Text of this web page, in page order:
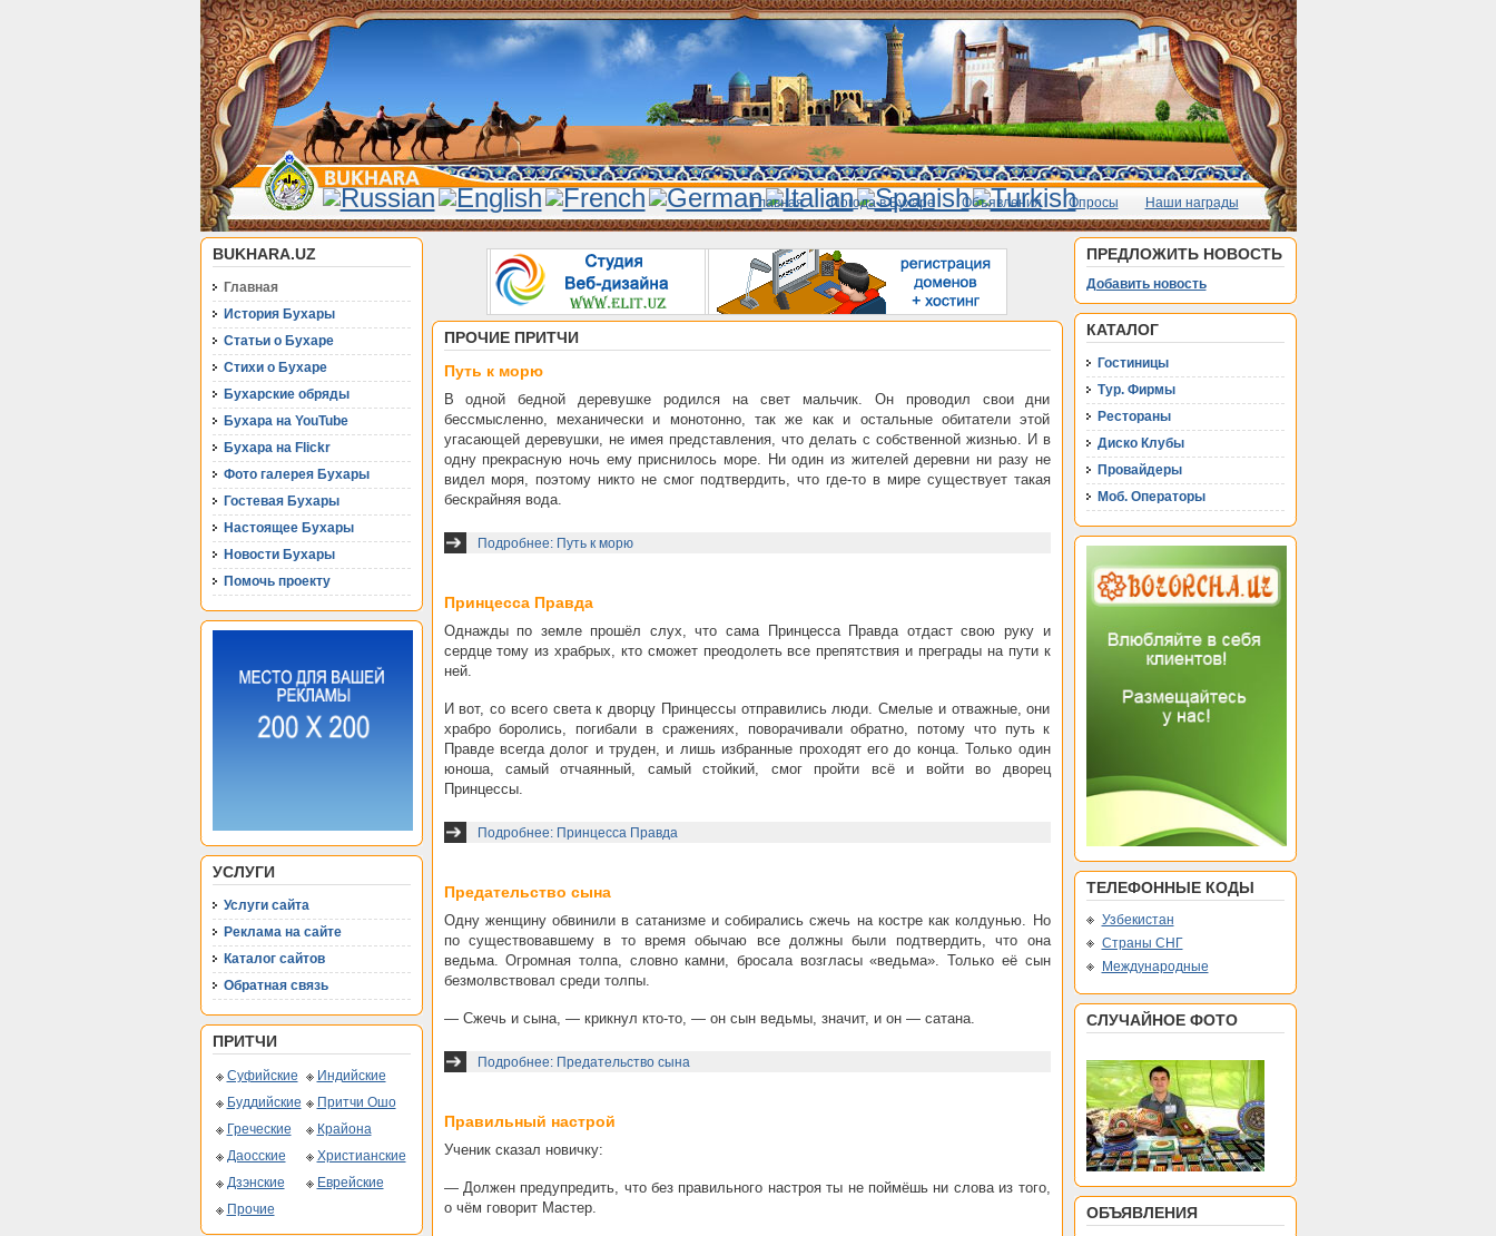
Главная Погода в Бухаре Объявления Опросы Наши награды
BUKHARA.UZ
Главная
История Бухары
Статьи о Бухаре
Стихи о Бухаре
Бухарские обряды
Бухара на YouTube
Бухара на Flickr
Фото галерея Бухары
Гостевая Бухары
Настоящее Бухары
Новости Бухары
Помочь проекту
УСЛУГИ
Услуги сайта
Реклама на сайте
Каталог сайтов
Обратная связь
ПРИТЧИ
Суфийские
Индийские
Буддийские
Притчи Ошо
Греческие
Крайона
Даосские
Христианские
Дзэнские
Еврейские
Прочие
ПРОЧИЕ ПРИТЧИ
Путь к морю
В одной бедной деревушке родился на свет мальчик. Он проводил свои дни
бессмысленно, механически и монотонно, так же как и остальные обитатели этой
угасающей деревушки, не имея представления, что делать с собственной жизнью. И в
одну прекрасную ночь ему приснилось море. Ни один из жителей деревни ни разу не
видел моря, поэтому никто не смог подтвердить, что где-то в мире существует такая
бескрайняя вода.
Подробнее: Путь к морю
Принцесса Правда
Однажды по земле прошёл слух, что сама Принцесса Правда отдаст свою руку и
сердце тому из храбрых, кто сможет преодолеть все препятствия и преграды на пути к
ней.
И вот, со всего света к дворцу Принцессы отправились люди. Смелые и отважные, они
храбро боролись, погибали в сражениях, поворачивали обратно, потому что путь к
Правде всегда долог и труден, и лишь избранные проходят его до конца. Только один
юноша, самый отчаянный, самый стойкий, смог пройти всё и войти во дворец
Принцессы.
Подробнее: Принцесса Правда
Предательство сына
Одну женщину обвинили в сатанизме и собирались сжечь на костре как колдунью. Но
по существовавшему в то время обычаю все должны были подтвердить, что она
ведьма. Огромная толпа, словно камни, бросала возгласы «ведьма». Только её сын
безмолвствовал среди толпы.
— Сжечь и сына, — крикнул кто-то, — он сын ведьмы, значит, и он — сатана.
Подробнее: Предательство сына
Правильный настрой
Ученик сказал новичку:
— Должен предупредить, что без правильного настроя ты не поймёшь ни слова из того,
о чём говорит Мастер.
ПРЕДЛОЖИТЬ НОВОСТЬ
Добавить новость
КАТАЛОГ
Гостиницы
Тур. Фирмы
Рестораны
Диско Клубы
Провайдеры
Моб. Операторы
ТЕЛЕФОННЫЕ КОДЫ
Узбекистан
Страны СНГ
Международные
СЛУЧАЙНОЕ ФОТО
ОБЪЯВЛЕНИЯ